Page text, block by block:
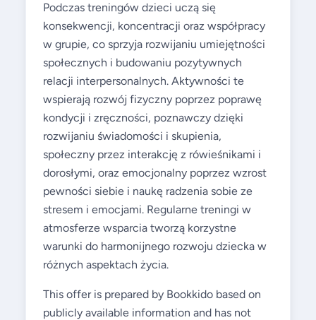
Podczas treningów dzieci uczą się
konsekwencji, koncentracji oraz współpracy
w grupie, co sprzyja rozwijaniu umiejętności
społecznych i budowaniu pozytywnych
relacji interpersonalnych. Aktywności te
wspierają rozwój fizyczny poprzez poprawę
kondycji i zręczności, poznawczy dzięki
rozwijaniu świadomości i skupienia,
społeczny przez interakcję z rówieśnikami i
dorosłymi, oraz emocjonalny poprzez wzrost
pewności siebie i naukę radzenia sobie ze
stresem i emocjami. Regularne treningi w
atmosferze wsparcia tworzą korzystne
warunki do harmonijnego rozwoju dziecka w
różnych aspektach życia.
This offer is prepared by Bookkido based on
publicly available information and has not